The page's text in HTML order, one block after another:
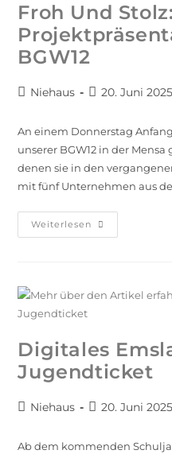
Froh Und Stolz:
BGW12
Niehaus 20. Juni 2025
An einem Donnerstag
unserer BGW12 in der
denen sie in den
mit fünf Unternehmen aus
Weiterlesen
Digitales
Jugendticket
Niehaus 20. Juni 2025
Ab dem kommenden